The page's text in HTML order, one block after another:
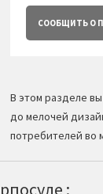
СООБЩИТЬ О
В этом разделе
до мелочей
потребителей во
: